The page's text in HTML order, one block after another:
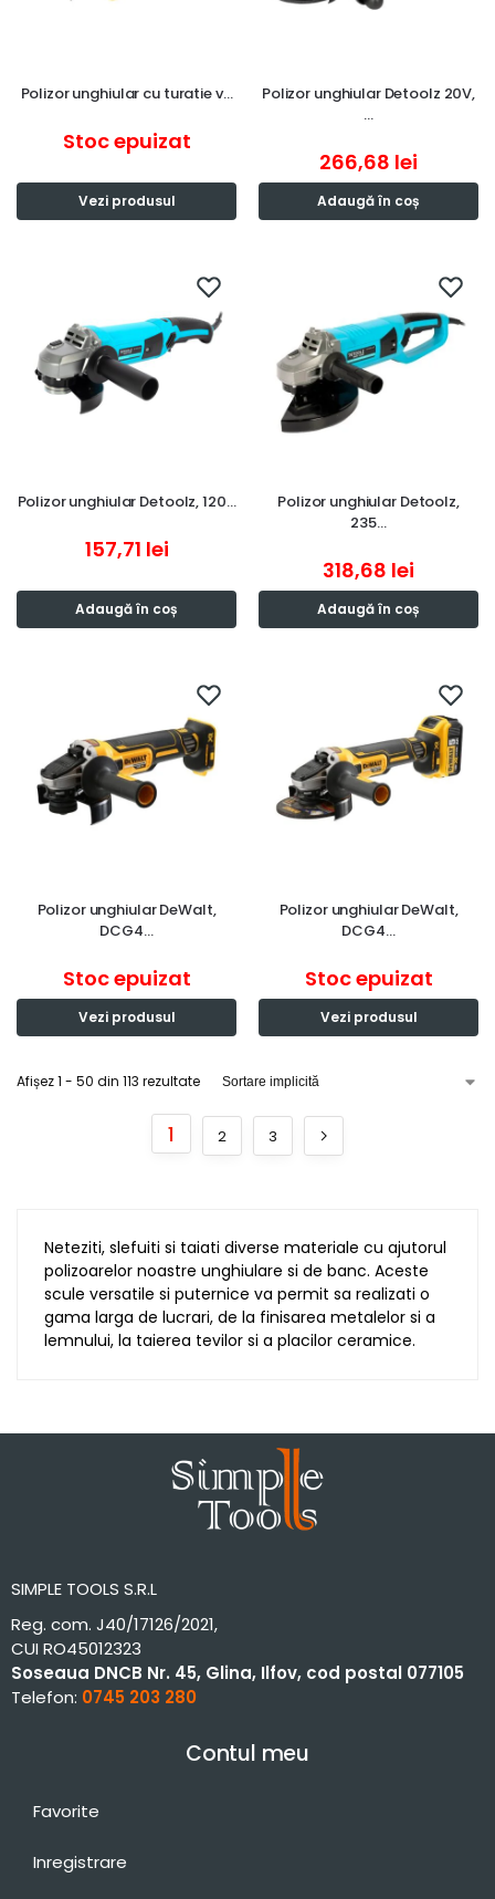
Polizor unghiular cu turatie v…
Stoc epuizat
Vezi produsul
Polizor unghiular Detoolz 20V,
…
266,68 lei
Adaugă în coș
Polizor unghiular Detoolz, 120…
157,71 lei
Adaugă în coș
Polizor unghiular Detoolz,
235…
318,68 lei
Adaugă în coș
Polizor unghiular DeWalt,
DCG4…
Stoc epuizat
Vezi produsul
Polizor unghiular DeWalt,
DCG4…
Stoc epuizat
Vezi produsul
Afișez 1 - 50 din 113 rezultate
1 2 3
Neteziti, slefuiti si taiati diverse materiale cu ajutorul
polizoarelor noastre unghiulare si de banc. Aceste
scule versatile si puternice va permit sa realizati o
gama larga de lucrari, de la finisarea metalelor si a
lemnului, la taierea tevilor si a placilor ceramice.
SIMPLE TOOLS S.R.L
Reg. com. J40/17126/2021,
CUI RO45012323
Soseaua DNCB Nr. 45, Glina, Ilfov, cod postal 077105
Telefon: 0745 203 280
Contul meu
Favorite
Inregistrare